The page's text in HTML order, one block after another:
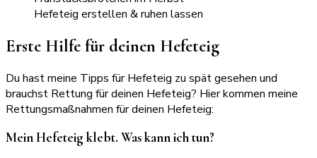
Hefeteig erstellen & ruhen lassen
Erste Hilfe für deinen Hefeteig
Du hast meine Tipps für Hefeteig zu spät gesehen und
brauchst Rettung für deinen Hefeteig? Hier kommen meine
Rettungsmaßnahmen für deinen Hefeteig:
Mein Hefeteig klebt. Was kann ich tun?